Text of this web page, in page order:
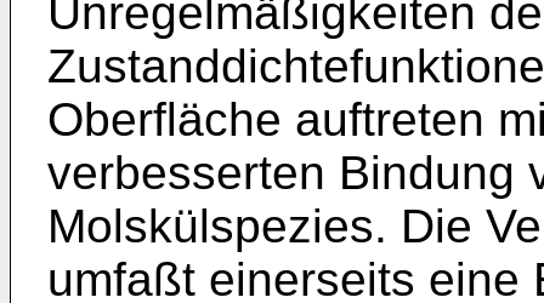
Unregelmäßigkeiten
Oberfläche auftreten
verbesserten Bindung
Molskülspezies. Die
umfaßt einerseits eine